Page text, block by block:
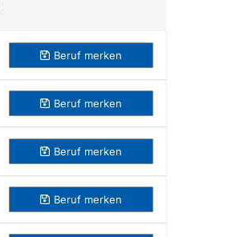
Beruf merken
Beruf merken
Beruf merken
Beruf merken